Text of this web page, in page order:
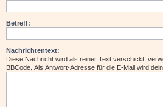
Betreff:
Nachrichtentext:
Diese Nachricht wird als reiner Text verschickt,
BBCode. Als Antwort-Adresse für die E-Mail wird